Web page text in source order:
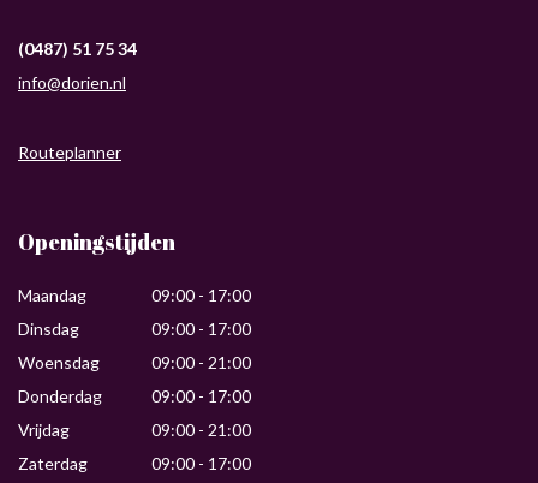
(0487) 51 75 34
info@dorien.nl
Routeplanner
Openingstijden
Maandag
09:00 - 17:00
Dinsdag
09:00 - 17:00
Woensdag
09:00 - 21:00
Donderdag
09:00 - 17:00
Vrijdag
09:00 - 21:00
Zaterdag
09:00 - 17:00